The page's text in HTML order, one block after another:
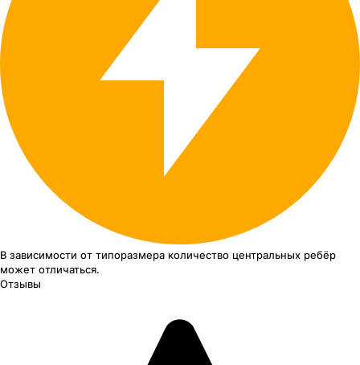
В зависимости от типоразмера количество центральных ребёр
может отличаться.
Отзывы